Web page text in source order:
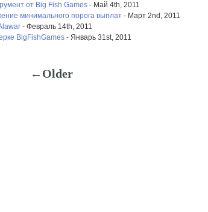
от Big Fish Games - Май 4th, 2011
минимального порога выплат - Март 2nd, 2011
- Февраль 14th, 2011
BigFishGames - Январь 31st, 2011
←Older